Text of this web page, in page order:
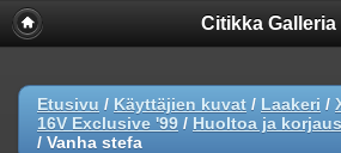
Citikka Galleria
Etusivu / Käyttäjien kuvat / Laakeri /
16V Exclusive '99 / Huoltoa ja
/ Vanha stefa